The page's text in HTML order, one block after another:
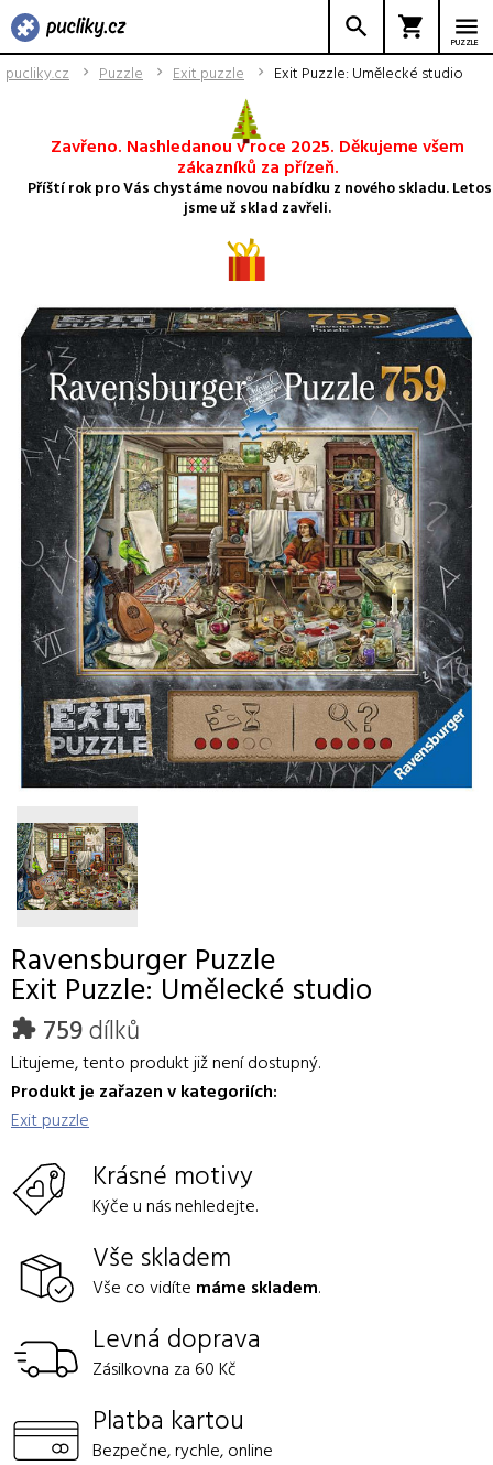
PUZZLE
pucliky.cz Puzzle Exit puzzle Exit Puzzle: Umělecké studio
Zavřeno. Nashledanou v roce 2025. Děkujeme všem
zákazníků za přízeň.
Příští rok pro Vás chystáme novou nabídku z nového skladu. Letos
jsme už sklad zavřeli.
Ravensburger Puzzle
Exit Puzzle: Umělecké studio
759dílků
Litujeme, tento produkt již není dostupný.
Produkt je zařazen v kategoriích:
Exit puzzle
Krásné motivy
Kýče u nás nehledejte.
Vše skladem
Vše co vidíte máme skladem.
Levná doprava
Zásilkovna za 60 Kč
Platba kartou
Bezpečne, rychle, online